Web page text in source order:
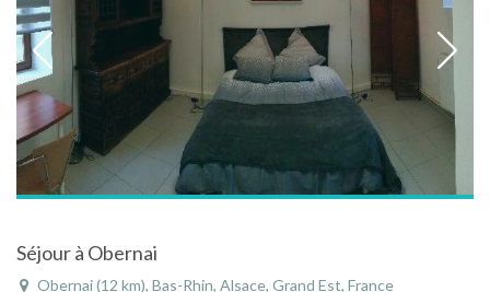
Séjour à Obernai
Obernai (12 km), Bas-Rhin, Alsace, Grand Est, France